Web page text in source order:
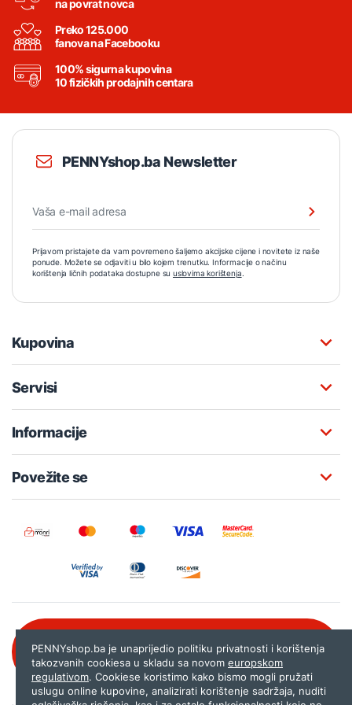
na povrat novca
Preko 125.000
fanova na Facebooku
100% sigurna kupovina
10 fizičkih prodajnih centara
PENNYshop.ba Newsletter
Prijavom pristajete da vam povremeno šaljemo akcijske cijene i novitete iz naše
ponude. Možete se odjaviti u bilo kojem trenutku. Informacije o načinu
korištenja ličnih podataka dostupne su uslovima korištenja.
Kupovina
Servisi
Informacije
Povežite se
080 020 261
PENNYshop.ba je unaprijedio politiku privatnosti i korištenja
takozvanih cookiesa u skladu sa novom europskom
regulativom. Cookiese koristimo kako bismo mogli pružati
uslugu online kupovine, analizirati korištenje sadržaja, nuditi